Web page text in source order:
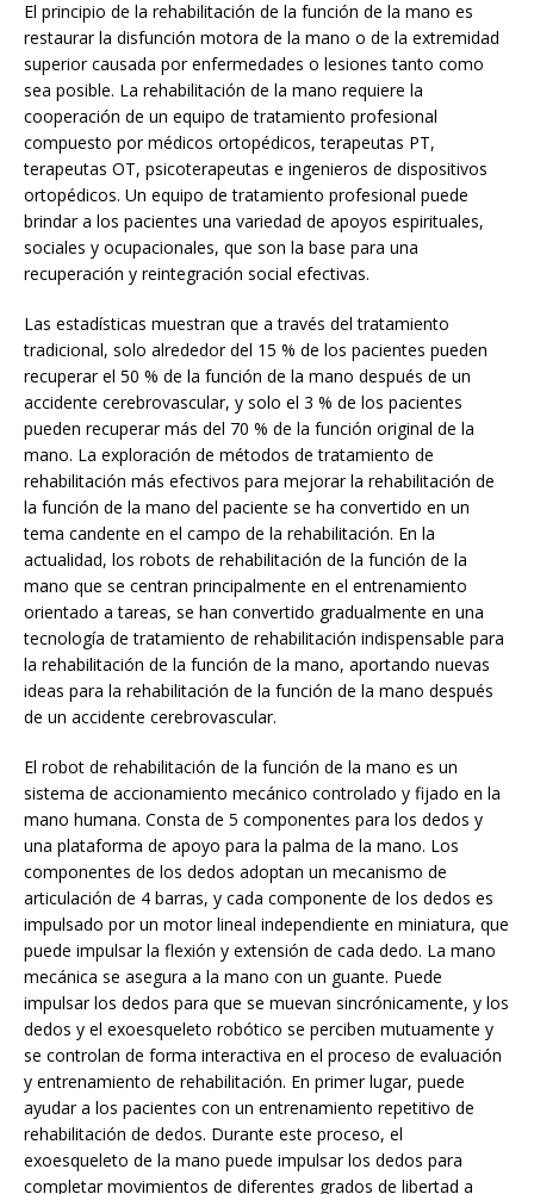
El principio de la rehabilitación de la función de la mano es
restaurar la disfunción motora de la mano o de la extremidad
superior causada por enfermedades o lesiones tanto como
sea posible. La rehabilitación de la mano requiere la
cooperación de un equipo de tratamiento profesional
compuesto por médicos ortopédicos, terapeutas PT,
terapeutas OT, psicoterapeutas e ingenieros de dispositivos
ortopédicos. Un equipo de tratamiento profesional puede
brindar a los pacientes una variedad de apoyos espirituales,
sociales y ocupacionales, que son la base para una
recuperación y reintegración social efectivas.
Las estadísticas muestran que a través del tratamiento
tradicional, solo alrededor del 15 % de los pacientes pueden
recuperar el 50 % de la función de la mano después de un
accidente cerebrovascular, y solo el 3 % de los pacientes
pueden recuperar más del 70 % de la función original de la
mano. La exploración de métodos de tratamiento de
rehabilitación más efectivos para mejorar la rehabilitación de
la función de la mano del paciente se ha convertido en un
tema candente en el campo de la rehabilitación. En la
actualidad, los robots de rehabilitación de la función de la
mano que se centran principalmente en el entrenamiento
orientado a tareas, se han convertido gradualmente en una
tecnología de tratamiento de rehabilitación indispensable para
la rehabilitación de la función de la mano, aportando nuevas
ideas para la rehabilitación de la función de la mano después
de un accidente cerebrovascular.
El robot de rehabilitación de la función de la mano es un
sistema de accionamiento mecánico controlado y fijado en la
mano humana. Consta de 5 componentes para los dedos y
una plataforma de apoyo para la palma de la mano. Los
componentes de los dedos adoptan un mecanismo de
articulación de 4 barras, y cada componente de los dedos es
impulsado por un motor lineal independiente en miniatura, que
puede impulsar la flexión y extensión de cada dedo. La mano
mecánica se asegura a la mano con un guante. Puede
impulsar los dedos para que se muevan sincrónicamente, y los
dedos y el exoesqueleto robótico se perciben mutuamente y
se controlan de forma interactiva en el proceso de evaluación
y entrenamiento de rehabilitación. En primer lugar, puede
ayudar a los pacientes con un entrenamiento repetitivo de
rehabilitación de dedos. Durante este proceso, el
exoesqueleto de la mano puede impulsar los dedos para
completar movimientos de diferentes grados de libertad a